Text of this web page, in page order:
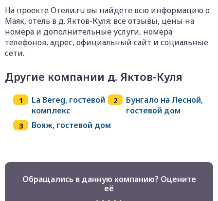
На проекте Отели.ru вы найдете всю информацию о
Маяк, отель в д. Яктов-Куля: все отзывы, цены на
номера и дополнительные услуги, номера
телефонов, адрес, официальный сайт и социальные
сети.
Другие компании д. Яктов-Куля
La Bereg, гостевой
комплекс
Бунгало на Лесной,
гостевой дом
Вояж, гостевой дом
Обращались в данную компанию? Оцените
её